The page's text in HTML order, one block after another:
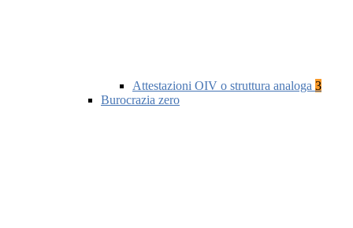
Attestazioni OIV o struttura analoga 3
Burocrazia zero